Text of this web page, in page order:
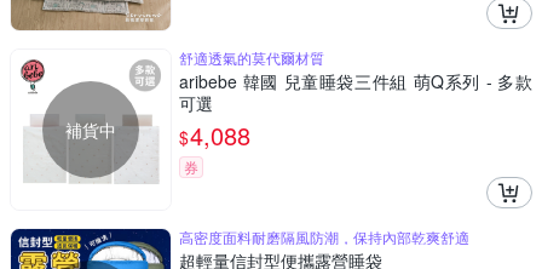
補貨中
舒適透氣的莫代爾材質
aribebe 韓國 兒童睡袋三件組 萌Q系列 - 多款
可選
$4,088
券
高密度面料耐磨隔風防潮，保持內部乾爽舒適
超輕量信封型便攜露營睡袋